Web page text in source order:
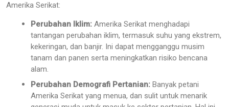
Amerika Serikat:
Perubahan Iklim: Amerika Serikat menghadapi
tantangan perubahan iklim, termasuk suhu yang ekstrem,
kekeringan, dan banjir. Ini dapat mengganggu musim
tanam dan panen serta meningkatkan risiko bencana
alam.
Perubahan Demografi Pertanian: Banyak petani
Amerika Serikat yang menua, dan sulit untuk menarik